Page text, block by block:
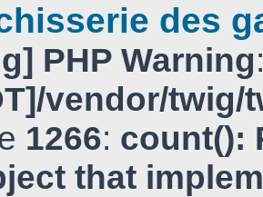
des
PHP Warning
vendor/
1266: count():
that